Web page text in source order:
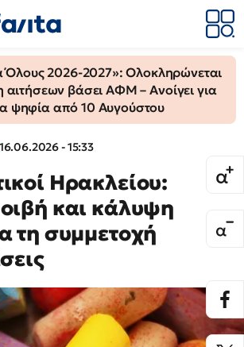
Όλους 2026-2027»: Ολοκληρώνεται
βάσει ΑΦΜ – Ανοίγει για
ψηφία από 10 Αυγούστου
16.06.2026 - 15:33
Ηρακλείου:
και κάλυψη
τη συμμετοχή